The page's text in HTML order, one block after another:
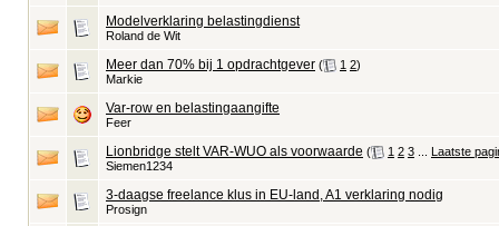
Modelverklaring belastingdienst
Roland de Wit
Meer dan 70% bij 1 opdrachtgever ( 1 2)
Markie
Var-row en belastingaangifte
Feer
Lionbridge stelt VAR-WUO als voorwaarde ( 1 2 3
Laatste
Siemen1234
3-daagse freelance klus in EU-land, A1 verklaring nodig
Prosign